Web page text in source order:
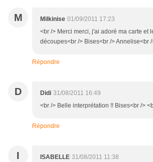
M Milkinise 01/09/2011 17:23
<br /> Merci merci, j'ai adoré ma carte et
découpes<br /> Bises<br /> Annelise<br
Répondre
D Didi 31/08/2011 16:49
<br /> Belle interprétation !! Bises<br />
Répondre
I ISABELLE 31/08/2011 11:38